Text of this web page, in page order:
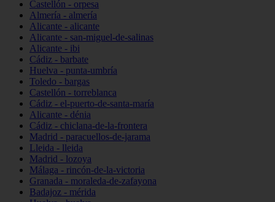
Castellón - orpesa
Almería - almería
Alicante - alicante
Alicante - san-miguel-de-salinas
Alicante - ibi
Cádiz - barbate
Huelva - punta-umbría
Toledo - bargas
Castellón - torreblanca
Cádiz - el-puerto-de-santa-maría
Alicante - dénia
Cádiz - chiclana-de-la-frontera
Madrid - paracuellos-de-jarama
Lleida - lleida
Madrid - lozoya
Málaga - rincón-de-la-victoria
Granada - moraleda-de-zafayona
Badajoz - mérida